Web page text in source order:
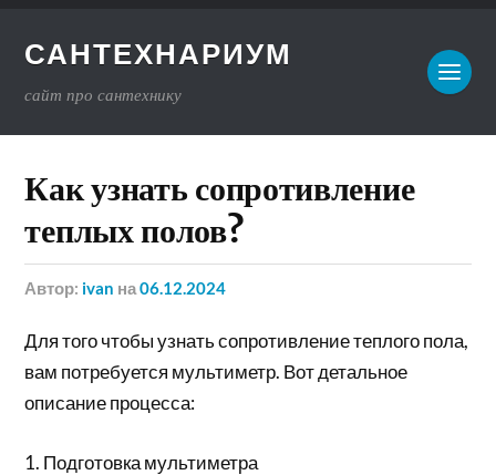
САНТЕХНАРИУМ
сайт про сантехнику
Как узнать сопротивление
теплых полов?
Автор: ivan на06.12.2024
Для того чтобы узнать сопротивление теплого пола,
вам потребуется мультиметр. Вот детальное
описание процесса:
1. Подготовка мультиметра